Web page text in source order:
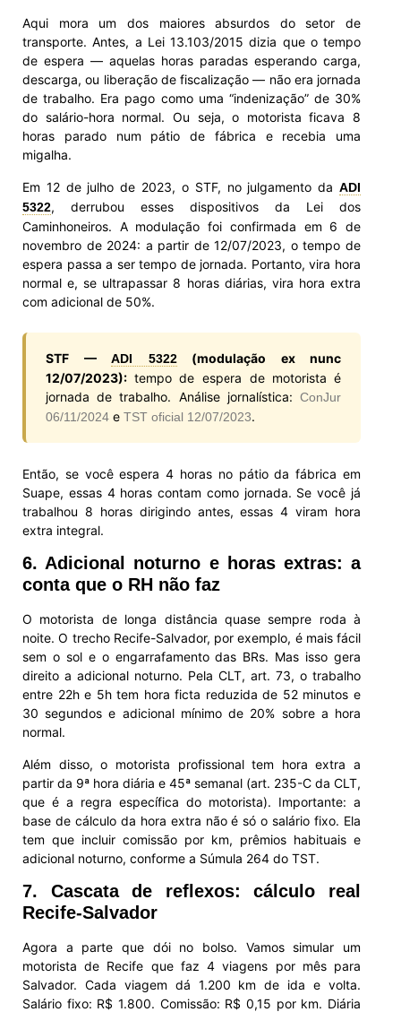
Aqui mora um dos maiores absurdos do setor de
transporte. Antes, a Lei 13.103/2015 dizia que o tempo
de espera — aquelas horas paradas esperando carga,
descarga, ou liberação de fiscalização — não era jornada
de trabalho. Era pago como uma “indenização” de 30%
do salário-hora normal. Ou seja, o motorista ficava 8
horas parado num pátio de fábrica e recebia uma
migalha.
Em 12 de julho de 2023, o STF, no julgamento da ADI
5322, derrubou esses dispositivos da Lei dos
Caminhoneiros. A modulação foi confirmada em 6 de
novembro de 2024: a partir de 12/07/2023, o tempo de
espera passa a ser tempo de jornada. Portanto, vira hora
normal e, se ultrapassar 8 horas diárias, vira hora extra
com adicional de 50%.
STF — ADI 5322(modulação ex nunc
12/07/2023): tempo de espera de motorista é
jornada de trabalho. Análise jornalística: ConJur
06/11/2024 e TST oficial 12/07/2023.
Então, se você espera 4 horas no pátio da fábrica em
Suape, essas 4 horas contam como jornada. Se você já
trabalhou 8 horas dirigindo antes, essas 4 viram hora
extra integral.
6. Adicional noturno e horas extras: a
conta que o RH não faz
O motorista de longa distância quase sempre roda à
noite. O trecho Recife-Salvador, por exemplo, é mais fácil
sem o sol e o engarrafamento das BRs. Mas isso gera
direito a adicional noturno. Pela CLT, art. 73, o trabalho
entre 22h e 5h tem hora ficta reduzida de 52 minutos e
30 segundos e adicional mínimo de 20% sobre a hora
normal.
Além disso, o motorista profissional tem hora extra a
partir da 9ª hora diária e 45ª semanal (art. 235-C da CLT,
que é a regra específica do motorista). Importante: a
base de cálculo da hora extra não é só o salário fixo. Ela
tem que incluir comissão por km, prêmios habituais e
adicional noturno, conforme a Súmula 264 do TST.
7. Cascata de reflexos: cálculo real
Recife-Salvador
Agora a parte que dói no bolso. Vamos simular um
motorista de Recife que faz 4 viagens por mês para
Salvador. Cada viagem dá 1.200 km de ida e volta.
Salário fixo: R$ 1.800. Comissão: R$ 0,15 por km. Diária